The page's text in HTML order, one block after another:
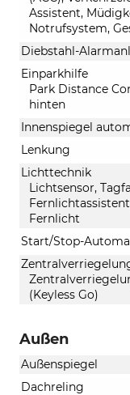
Assistent,
Notrufsystem,
Diebstahl-
Einparkhilfe
Park Distance
hinten
Innenspiegel
Lenkung
Lichttechnik
Lichtsensor,
Fernlicht
Start/Stop-
(Keyless Go)
Außen
Außenspiegel
Dachreling